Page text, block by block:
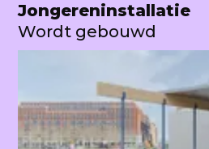
Jongereninstallatie
Wordt gebouwd